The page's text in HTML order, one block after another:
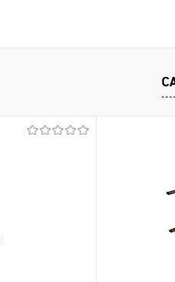
В